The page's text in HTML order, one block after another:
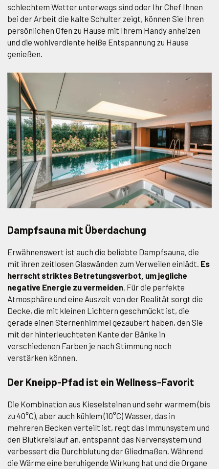
schlechtem Wetter unterwegs sind oder Ihr Chef Ihnen
bei der Arbeit die kalte Schulter zeigt, können Sie Ihren
persönlichen Ofen zu Hause mit Ihrem Handy anheizen
und die wohlverdiente heiße Entspannung zu Hause
genießen.
Dampfsauna mit Überdachung
Erwähnenswert ist auch die beliebte Dampfsauna, die
mit ihren zeitlosen Glaswänden zum Verweilen einlädt. Es
herrscht striktes Betretungsverbot, um jegliche
negative Energie zu vermeiden . Für die perfekte
Atmosphäre und eine Auszeit von der Realität sorgt die
Decke, die mit kleinen Lichtern geschmückt ist, die
gerade einen Sternenhimmel gezaubert haben, den Sie
mit der hinterleuchteten Kante der Bänke in
verschiedenen Farben je nach Stimmung noch
verstärken können.
Der Kneipp-Pfad ist ein Wellness-Favorit
Die Kombination aus Kieselsteinen und sehr warmem (bis
zu 40°C), aber auch kühlem (10°C) Wasser, das in
mehreren Becken verteilt ist, regt das Immunsystem und
den Blutkreislauf an, entspannt das Nervensystem und
verbessert die Durchblutung der Gliedmaßen. Während
die Wärme eine beruhigende Wirkung hat und die Organe